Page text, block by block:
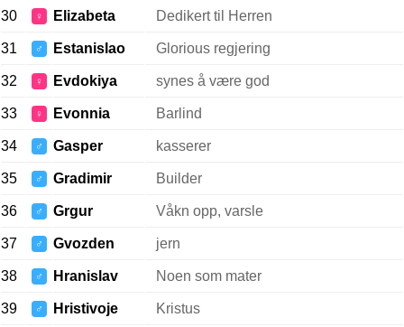
30 ♀ Elizabeta Dedikert til Herren
31 ♂ Estanislao Glorious regjering
32 ♀ Evdokiya synes å være god
33 ♀ Evonnia Barlind
34 ♂ Gasper kasserer
35 ♂ Gradimir Builder
36 ♂ Grgur Våkn opp, varsle
37 ♂ Gvozden jern
38 ♂ Hranislav Noen som mater
39 ♂ Hristivoje Kristus